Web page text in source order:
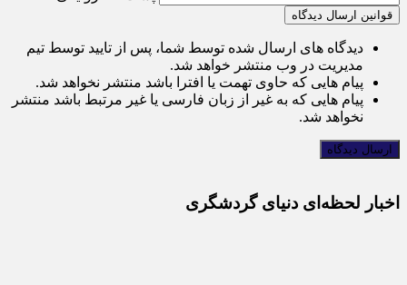
قوانین ارسال دیدگاه
دیدگاه های ارسال شده توسط شما، پس از تایید توسط تیم
مدیریت در وب منتشر خواهد شد.
پیام هایی که حاوی تهمت یا افترا باشد منتشر نخواهد شد.
پیام هایی که به غیر از زبان فارسی یا غیر مرتبط باشد منتشر
نخواهد شد.
اخبار لحظه‌ای دنیای گردشگری